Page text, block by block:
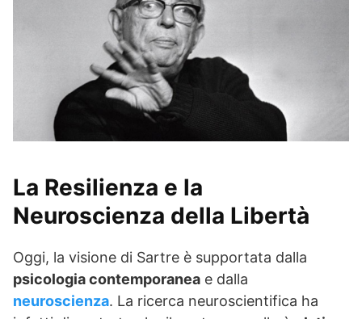
La Resilienza e la
Neuroscienza della Libertà
Oggi, la visione di Sartre è supportata dalla
psicologia contemporanea e dalla
neuroscienza. La ricerca neuroscientifica ha